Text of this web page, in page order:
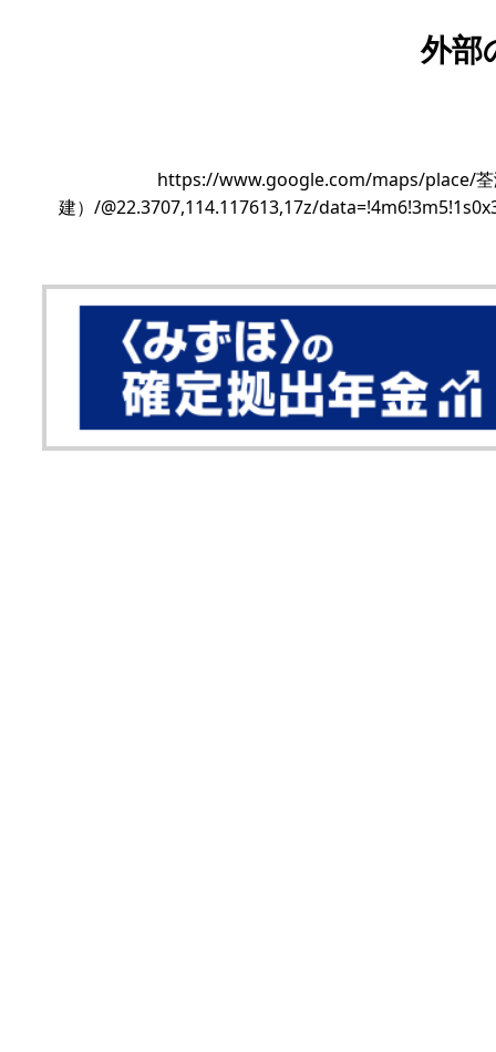
外部
https://www.google.com/maps/place/荃
建）/@22.3707,114.117613,17z/